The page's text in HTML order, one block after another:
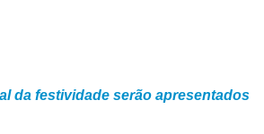
da festividade serão apresentados